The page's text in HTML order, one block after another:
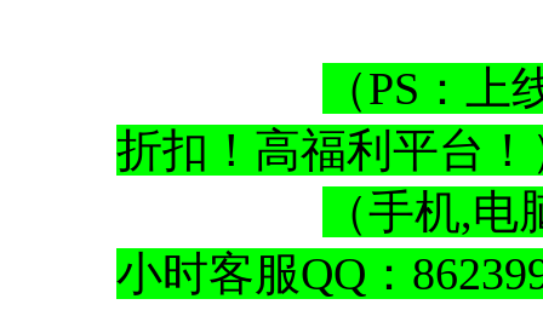
（PS：
折扣！高福利平台
（手机,
小时客服QQ：